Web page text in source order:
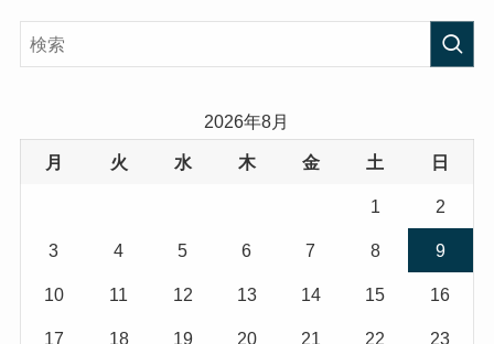
2026年8月
月 火 水 木 金 土 日
1 2
3 4 5 6 7 8 9
10 11 12 13 14 15 16
17 18 19 20 21 22 23